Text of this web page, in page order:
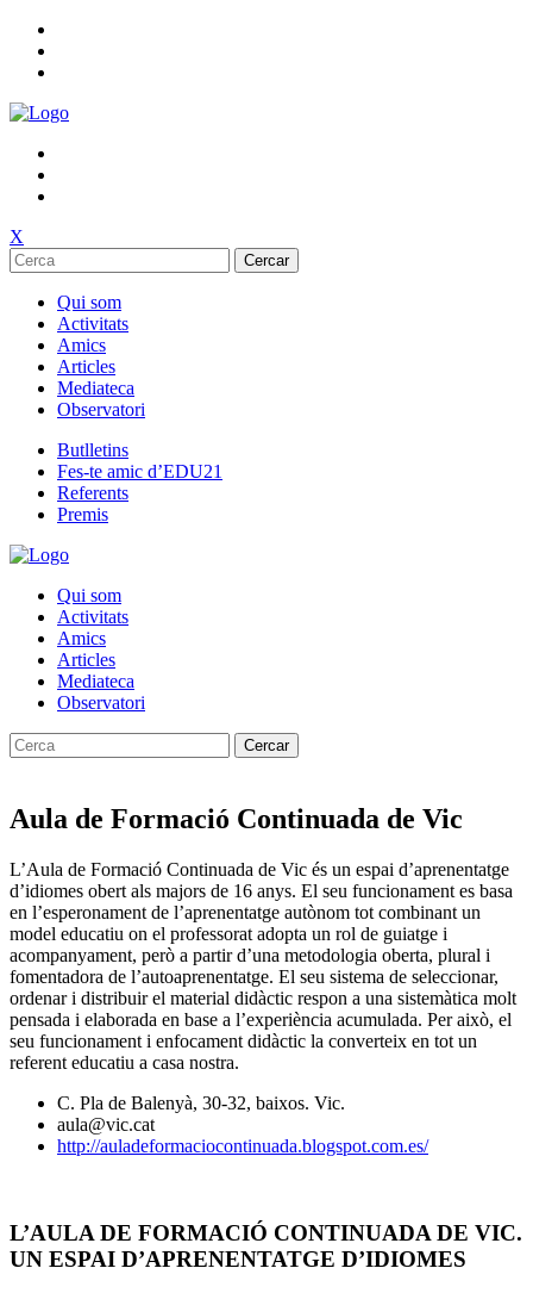
X
Cercar
Qui som
Activitats
Amics
Articles
Mediateca
Observatori
Butlletins
Fes-te amic d’EDU21
Referents
Premis
Qui som
Activitats
Amics
Articles
Mediateca
Observatori
Cercar
Aula de Formació Continuada de Vic
L’Aula de Formació Continuada de Vic és un espai d’aprenentatge
d’idiomes obert als majors de 16 anys. El seu funcionament es basa
en l’esperonament de l’aprenentatge autònom tot combinant un
model educatiu on el professorat adopta un rol de guiatge i
acompanyament, però a partir d’una metodologia oberta, plural i
fomentadora de l’autoaprenentatge. El seu sistema de seleccionar,
ordenar i distribuir el material didàctic respon a una sistemàtica molt
pensada i elaborada en base a l’experiència acumulada. Per això, el
seu funcionament i enfocament didàctic la converteix en tot un
referent educatiu a casa nostra.
C. Pla de Balenyà, 30-32, baixos. Vic.
aula@vic.cat
http://auladeformaciocontinuada.blogspot.com.es/
L’AULA DE FORMACIÓ CONTINUADA DE VIC.
UN ESPAI D’APRENENTATGE D’IDIOMES